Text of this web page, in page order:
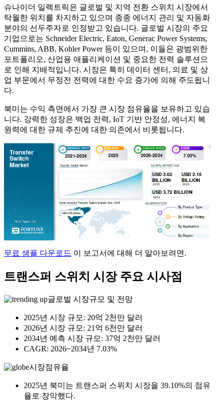
슈나이더 일렉트릭은 글로벌 및 지역 전환 스위치 시장에서
탁월한 위치를 차지하고 있으며 종종 에너지 관리 및 자동화
분야의 선두주자로 인정받고 있습니다. 글로벌 시장의 주요
기업으로는 Schneider Electric, Eaton, Generac Power Systems,
Cummins, ABB, Kohler Power 등이 있으며, 이들은 광범위한
포트폴리오, 산업용 애플리케이션 및 중요한 전력 솔루션으
로 인해 지배적입니다. 시장은 특히 데이터 센터, 의료 및 상
업 부문에서 무정전 전력에 대한 수요 증가에 의해 주도됩니
다.
북미는 수익 측면에서 가장 큰 시장 점유율을 보유하고 있습
니다. 강력한 성장은 백업 전력, IoT 기반 안정성, 에너지 복
원력에 대한 규제 추진에 대한 의존에서 비롯됩니다.
무료 샘플 다운로드 이 보고서에 대해 더 알아보려면.
트랜스퍼 스위치 시장 주요 시사점
글로벌 시장규모 및 전망
2025년 시장 규모: 20억 2천만 달러
2026년 시장 규모: 21억 6천만 달러
2034년 예측 시장 규모: 37억 2천만 달러
CAGR: 2026~2034년 7.03%
시장점유율
2025년 북미는 트랜스퍼 스위치 시장을 39.10%의 점유
율로 장악했다.